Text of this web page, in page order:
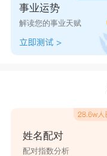
记忆之
城
事业运势
解读您的事业天赋
姓名配对
配对指数分析